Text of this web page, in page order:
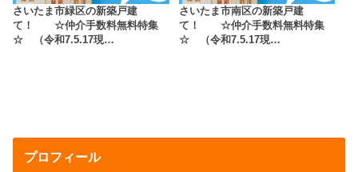
さいたま市緑区の新築戸建
て！ ☆仲介手数料無料特集
☆ （令和7.5.17現…
さいたま市南区の新築戸建
て！ ☆仲介手数料無料特集
☆ （令和7.5.17現…
プロフィール